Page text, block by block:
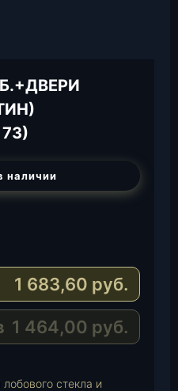
наличии
1 683,60 руб.
1 464,00 руб.
стекла и